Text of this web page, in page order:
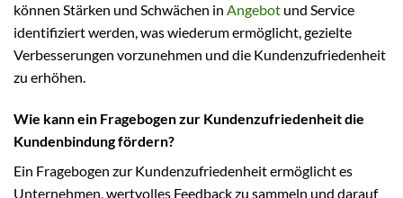
können Stärken und Schwächen in Angebot und Service
identifiziert werden, was wiederum ermöglicht, gezielte
Verbesserungen vorzunehmen und die Kundenzufriedenheit
zu erhöhen.
Wie kann ein Fragebogen zur Kundenzufriedenheit die
Kundenbindung fördern?
Ein Fragebogen zur Kundenzufriedenheit ermöglicht es
Unternehmen, wertvolles Feedback zu sammeln und darauf